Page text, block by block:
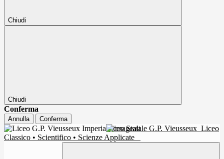
Chiudi
Chiudi
Conferma
Annulla Conferma
Liceo Statale G.P. Vieusseux Liceo
Classico • Scientifico • Scienze Applicate